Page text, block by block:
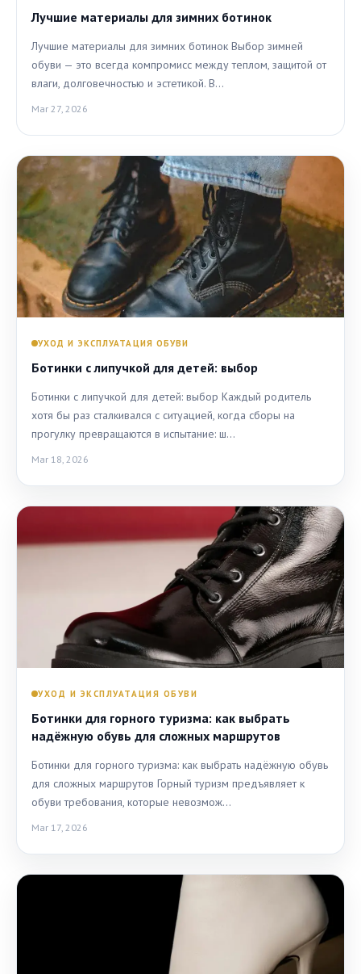
Лучшие материалы для зимних ботинок
Лучшие материалы для зимних ботинок Выбор зимней
обуви — это всегда компромисс между теплом, защитой от
влаги, долговечностью и эстетикой. В…
Mar 27, 2026
УХОД И ЭКСПЛУАТАЦИЯ ОБУВИ
Ботинки с липучкой для детей: выбор
Ботинки с липучкой для детей: выбор Каждый родитель
хотя бы раз сталкивался с ситуацией, когда сборы на
прогулку превращаются в испытание: ш…
Mar 18, 2026
УХОД И ЭКСПЛУАТАЦИЯ ОБУВИ
Ботинки для горного туризма: как выбрать
надёжную обувь для сложных маршрутов
Ботинки для горного туризма: как выбрать надёжную обувь
для сложных маршрутов Горный туризм предъявляет к
обуви требования, которые невозмож…
Mar 17, 2026